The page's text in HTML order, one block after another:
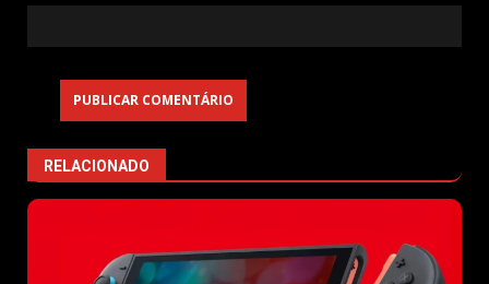
RELACIONADO